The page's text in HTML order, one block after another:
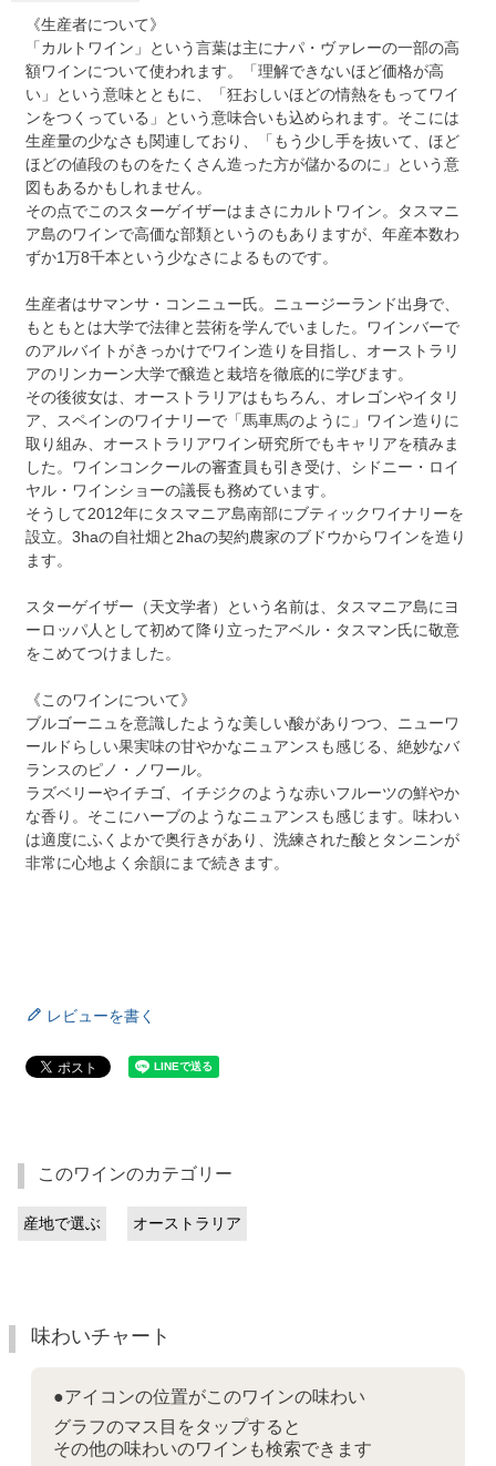
《生産者について》
「カルトワイン」という言葉は主にナパ・ヴァレーの一部の高
額ワインについて使われます。「理解できないほど価格が高
い」という意味とともに、「狂おしいほどの情熱をもってワイ
ンをつくっている」という意味合いも込められます。そこには
生産量の少なさも関連しており、「もう少し手を抜いて、ほど
ほどの値段のものをたくさん造った方が儲かるのに」という意
図もあるかもしれません。
その点でこのスターゲイザーはまさにカルトワイン。タスマニ
ア島のワインで高価な部類というのもありますが、年産本数わ
ずか1万8千本という少なさによるものです。
生産者はサマンサ・コンニュー氏。ニュージーランド出身で、
もともとは大学で法律と芸術を学んでいました。ワインバーで
のアルバイトがきっかけでワイン造りを目指し、オーストラリ
アのリンカーン大学で醸造と栽培を徹底的に学びます。
その後彼女は、オーストラリアはもちろん、オレゴンやイタリ
ア、スペインのワイナリーで「馬車馬のように」ワイン造りに
取り組み、オーストラリアワイン研究所でもキャリアを積みま
した。ワインコンクールの審査員も引き受け、シドニー・ロイ
ヤル・ワインショーの議長も務めています。
そうして2012年にタスマニア島南部にブティックワイナリーを
設立。3haの自社畑と2haの契約農家のブドウからワインを造り
ます。
スターゲイザー（天文学者）という名前は、タスマニア島にヨ
ーロッパ人として初めて降り立ったアベル・タスマン氏に敬意
をこめてつけました。
《このワインについて》
ブルゴーニュを意識したような美しい酸がありつつ、ニューワ
ールドらしい果実味の甘やかなニュアンスも感じる、絶妙なバ
ランスのピノ・ノワール。
ラズベリーやイチゴ、イチジクのような赤いフルーツの鮮やか
な香り。そこにハーブのようなニュアンスも感じます。味わい
は適度にふくよかで奥行きがあり、洗練された酸とタンニンが
非常に心地よく余韻にまで続きます。
レビューを書く
このワインのカテゴリー
産地で選ぶ オーストラリア
味わいチャート
●アイコンの位置がこのワインの味わい
グラフのマス目をタップすると
その他の味わいのワインも検索できます